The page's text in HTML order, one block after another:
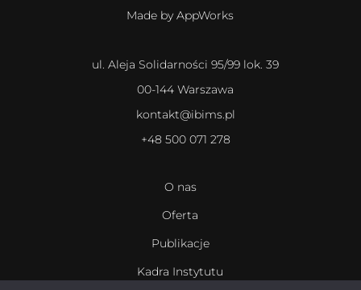
Made by AppWorks
ul. Aleja Solidarności 95/99 lok. 39
00-144 Warszawa
kontakt@ibims.pl
+48 500 071 278
O nas
Oferta
Publikacje
Kadra Instytutu